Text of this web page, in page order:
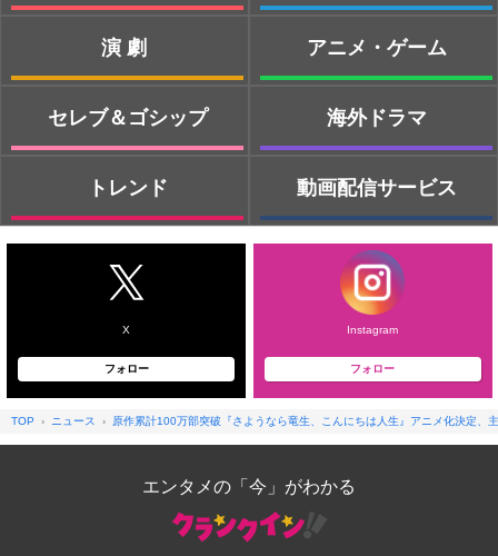
演劇
セレブ＆ゴシップ
トレンド
アニメ・ゲーム
海外ドラマ
動画配信サービス
X
フォロー
Instagram
フォロー
TOP ニュース 原作累計100万部突破『さようなら竜生、こんにちは人生』アニメ化決定
エンタメの「今」がわかる